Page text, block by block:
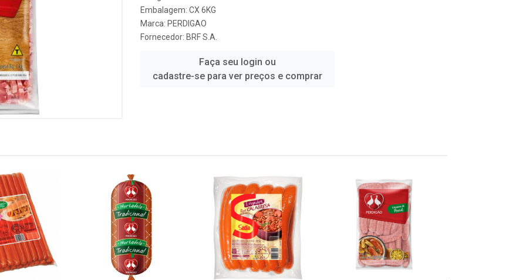
Embalagem: CX 6KG
Marca: PERDIGAO
Fornecedor: BRF S.A.
Faça seu login ou
cadastre-se para ver preços e comprar